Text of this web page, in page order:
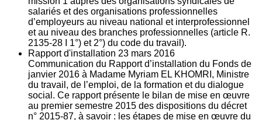
salariés et des organisations professionnelles
d’employeurs au niveau national et interprofessionnel
et au niveau des branches professionnelles (article R.
2135‐28 I 1°) et 2°) du code du travail).
Rapport d'installation 23 mars 2016
Communication du Rapport d’installation du Fonds de
janvier 2016 à Madame Myriam EL KHOMRI, Ministre
du travail, de l’emploi, de la formation et du dialogue
social. Ce rapport présente le bilan de mise en œuvre
au premier semestre 2015 des dispositions du décret
n° 2015-87, à savoir : les étapes de mise en œuvre du